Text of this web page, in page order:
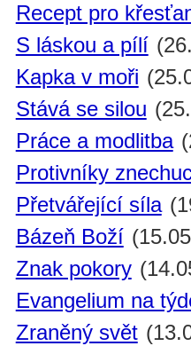
Recept pro
S láskou a pílí
Kapka v moři
Stává se silou
Práce a modlitba
Protivníky
Přetvářející síla
Bázeň Boží
Znak pokory
Evangelium na
Zraněný svět